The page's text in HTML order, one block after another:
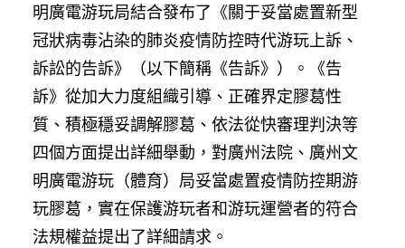
明廣電游玩局結合發布了《關于妥當處置新型
冠狀病毒沾染的肺炎疫情防控時代游玩上訴、
訴訟的告訴》（以下簡稱《告訴》）。《告
訴》從加大力度組織引導、正確界定膠葛性
質、積極穩妥調解膠葛、依法從快審理判決等
四個方面提出詳細舉動，對廣州法院、廣州文
明廣電游玩（體育）局妥當處置疫情防控期游
玩膠葛，實在保護游玩者和游玩運營者的符合
法規權益提出了詳細請求。